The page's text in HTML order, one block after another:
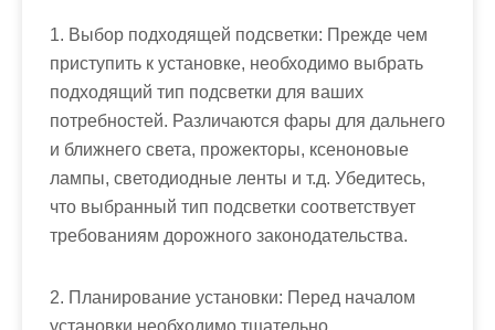
1. Выбор подходящей подсветки: Прежде чем
приступить к установке, необходимо выбрать
подходящий тип подсветки для ваших
потребностей. Различаются фары для дальнего
и ближнего света, прожекторы, ксеноновые
лампы, светодиодные ленты и т.д. Убедитесь,
что выбранный тип подсветки соответствует
требованиям дорожного законодательства.
2. Планирование установки: Перед началом